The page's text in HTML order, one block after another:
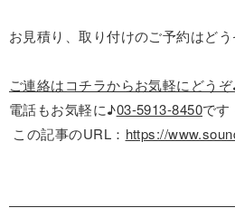
お見積り、取り付けのご予約はど
ご連絡はコチラからお気軽にどう
電話もお気軽に♪03-5913-8450です
この記事のURL： https://